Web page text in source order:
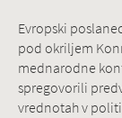
Evropski
pod okriljem
mednarodne
spregovorili
vrednotah v